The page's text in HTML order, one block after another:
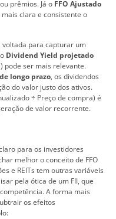
prêmios. Já o FFO Ajustado
clara e consistente o
, voltada para capturar um
Dividend Yield projetado
pode ser mais relevante.
longo prazo, os dividendos
do valor justo dos ativos.
÷ Preço de compra) é
de valor recorrente.
para os investidores
melhor o conceito de FFO
e REITs tem outras variáveis
pela ótica de um FII, que
A forma mais
os efeitos